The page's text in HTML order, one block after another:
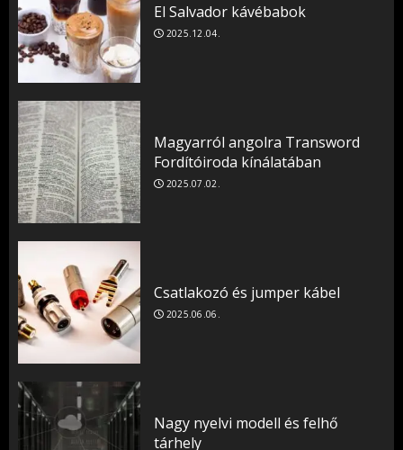
El Salvador kávébabok
2025.12.04.
Magyarról angolra Transword
Fordítóiroda kínálatában
2025.07.02.
Csatlakozó és jumper kábel
2025.06.06.
Nagy nyelvi modell és felhő
tárhely